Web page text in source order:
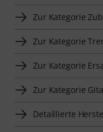
Zur Kategorie
Zur Kategorie
Zur Kategorie
Zur Kategorie
Detaillierte